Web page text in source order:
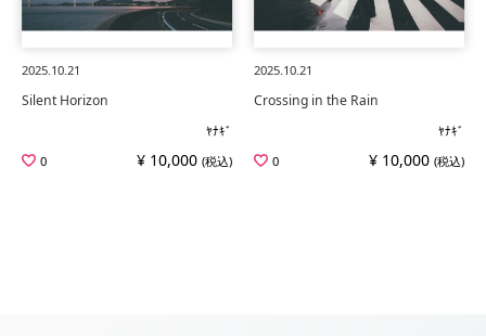
2025.10.21
Silent Horizon
ﾔﾅｷﾞ
0
¥ 10,000 (税込)
2025.10.21
Crossing in the Rain
ﾔﾅｷﾞ
0
¥ 10,000 (税込)